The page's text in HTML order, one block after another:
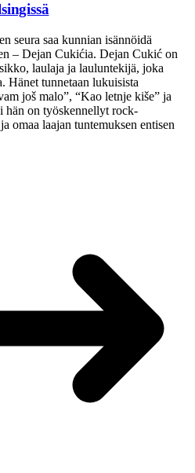
seura saa kunnian isännöidä
– Dejan Cukićia. Dejan Cukić on
laulaja ja lauluntekijä, joka
Hänet tunnetaan lukuisista
još malo”, “Kao letnje kiše” ja
hän on työskennellyt rock-
omaa laajan tuntemuksen entisen